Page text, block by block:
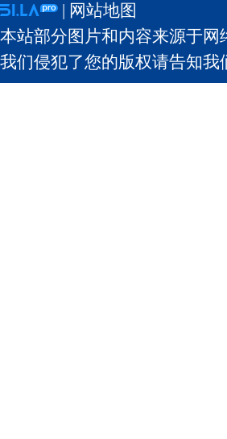
| 网站地图
本站部分图片和内容来源于
我们侵犯了您的版权请告知我